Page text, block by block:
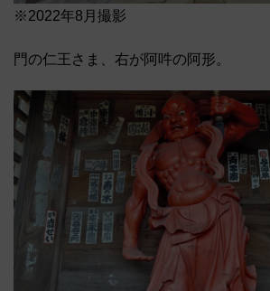
※2022年8月撮影
門の仁王さま、右が阿吽の阿形。